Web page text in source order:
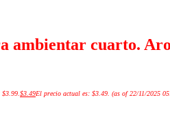
ambientar cuarto.
$3.49El precio actual es: $3.49. (as of 22/11/2025